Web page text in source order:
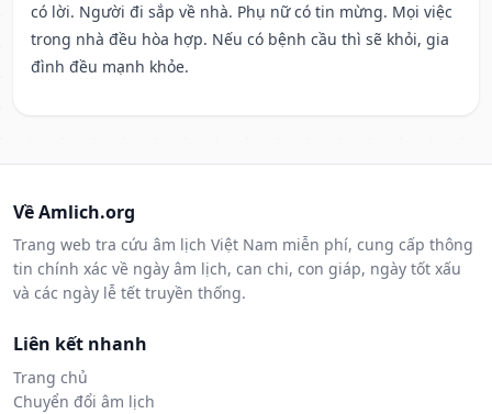
có lời. Người đi sắp về nhà. Phụ nữ có tin mừng. Mọi việc
trong nhà đều hòa hợp. Nếu có bệnh cầu thì sẽ khỏi, gia
đình đều mạnh khỏe.
Về Amlich.org
Trang web tra cứu âm lịch Việt Nam miễn phí, cung cấp thông
tin chính xác về ngày âm lịch, can chi, con giáp, ngày tốt xấu
và các ngày lễ tết truyền thống.
Liên kết nhanh
Trang chủ
Chuyển đổi âm lịch